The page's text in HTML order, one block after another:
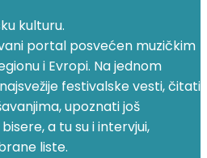
kulturu.
portal posvećen muzičkim
i Evropi. Na jednom
festivalske vesti, čitati
upoznati još
a tu su i intervjui,
liste.